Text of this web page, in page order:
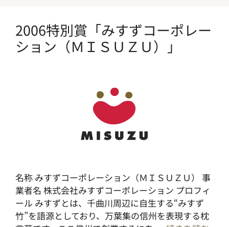
2006特別賞「みすずコーポレー
ション（ＭＩＳＵＺＵ）」
名称 みすずコーポレーション（ＭＩＳＵＺＵ） 事
業者名 株式会社みすずコーポレーション プロフィ
ール みすずとは、千曲川周辺に自生する“みすず
竹”を語源としており、万葉集の信州を表現する枕